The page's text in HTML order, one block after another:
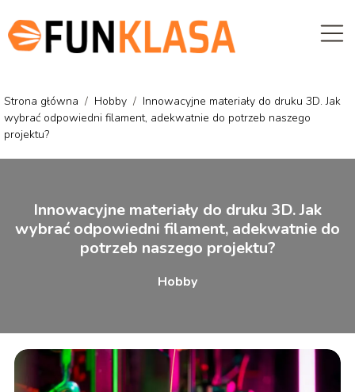
Strona główna / Hobby / Innowacyjne materiały do druku 3D. Jak
wybrać odpowiedni filament, adekwatnie do potrzeb naszego
projektu?
Innowacyjne materiały do druku 3D. Jak
wybrać odpowiedni filament, adekwatnie do
potrzeb naszego projektu?
Hobby